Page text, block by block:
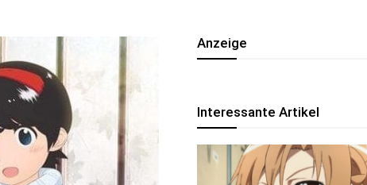
Anzeige
Interessante Artikel